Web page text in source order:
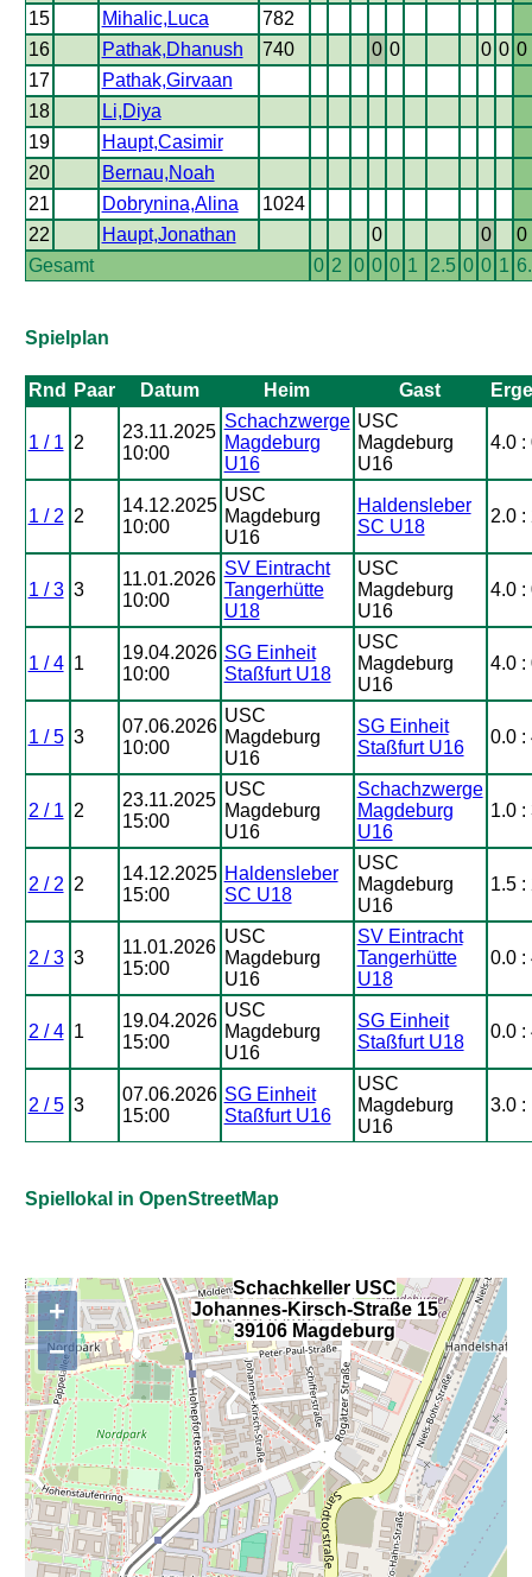
15 Mihalic,Luca
782
16
Pathak,Dhanush 740 0 0 0 0 0
17
Pathak,Girvaan
18
Li,Diya
19
Haupt,Casimir
20
Bernau,Noah
21
Dobrynina,Alina
1024
22
Haupt,Jonathan 0 0
0
Gesamt
0 2 0 0 0 1 2.5 0 0 1
Spielplan
Rnd Paar Datum Heim Gast
1 / 1 2
23.11.2025
10:00
Schachzwerge
Magdeburg
U16
USC
Magdeburg
U16
4.0 :
1 / 2 2
14.12.2025
10:00
USC
Magdeburg
U16
Haldensleber
SC U18
2.0 :
1 / 3 3
11.01.2026
10:00
SV Eintracht
Tangerhütte
U18
USC
Magdeburg
U16
4.0 :
1 / 4 1
19.04.2026
10:00
SG Einheit
Staßfurt U18
USC
Magdeburg
U16
4.0 :
1 / 5 3
07.06.2026
10:00
USC
Magdeburg
U16
SG Einheit
Staßfurt U16
0.0 :
2 / 1 2
23.11.2025
15:00
USC
Magdeburg
U16
Schachzwerge
Magdeburg
U16
1.0 :
2 / 2 2
14.12.2025
15:00
Haldensleber
SC U18
USC
Magdeburg
U16
1.5 :
2 / 3 3
11.01.2026
15:00
USC
Magdeburg
U16
SV Eintracht
Tangerhütte
U18
0.0 :
2 / 4 1
19.04.2026
15:00
USC
Magdeburg
U16
SG Einheit
Staßfurt U18
0.0 :
2 / 5 3
07.06.2026
15:00
SG Einheit
Staßfurt U16
USC
Magdeburg
U16
3.0 :
Spiellokal in OpenStreetMap
+
−
Schachkeller USC
Johannes-Kirsch-Straße 15
39106 Magdeburg
,